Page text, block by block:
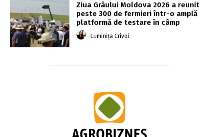
Ziua Grâului Moldova 2026 a reunit
peste 300 de fermieri într-o amplă
platformă de testare în câmp
Luminița Crivoi